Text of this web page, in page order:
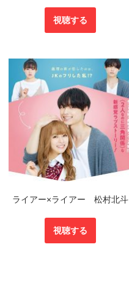
視聴する
ライアー×ライアー 松村北斗
視聴する